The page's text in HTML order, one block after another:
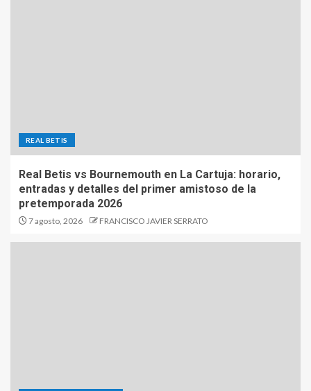
REAL BETIS
Real Betis vs Bournemouth en La Cartuja: horario,
entradas y detalles del primer amistoso de la
pretemporada 2026
7 agosto, 2026 FRANCISCO JAVIER SERRATO